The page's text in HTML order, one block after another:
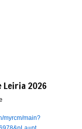
Leiria 2026
myrcm/main?